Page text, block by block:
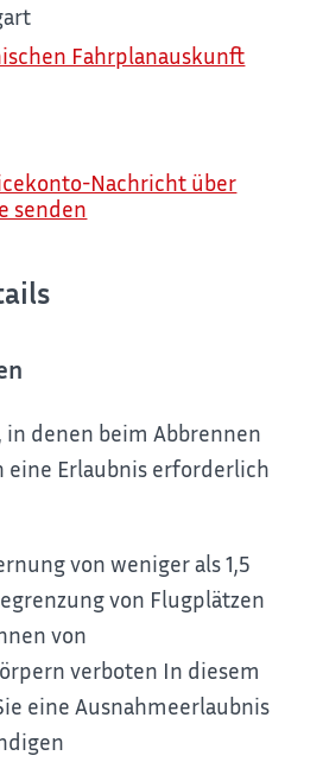
Fahrplanauskunft
Nachricht über
senden
in denen beim Abbrennen
eine Erlaubnis erforderlich
von weniger als 1,5
von Flugplätzen
von
verboten In diesem
eine Ausnahmeerlaubnis